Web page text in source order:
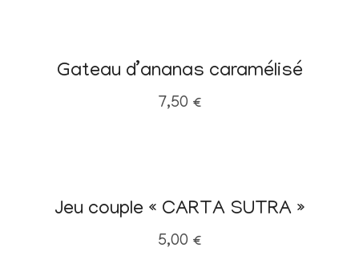
Gateau d’ananas caramélisé
7,50 €
Jeu couple « CARTA SUTRA »
5,00 €